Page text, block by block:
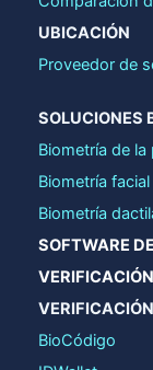
UBICACIÓN
Proveedor de
SOLUCIONES
Biometría de
Biometría facial
Biometría
SOFTWARE
BioCódigo